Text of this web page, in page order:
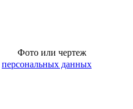
Фото или чертеж
персональных данных